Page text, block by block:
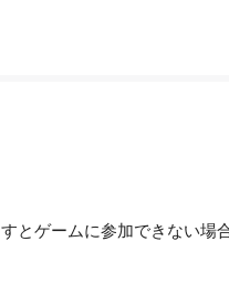
とゲームに参加できない場